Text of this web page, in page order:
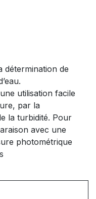
détermination de
utilisation facile
par la
la turbidité. Pour
avec une
photométrique